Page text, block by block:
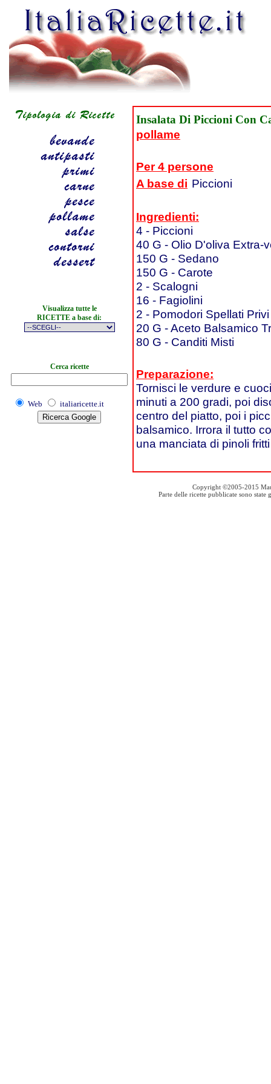
Visualizza tutte le
RICETTE a base di:
Cerca ricette
Web italiaricette.it
Insalata Di Piccioni Con
pollame
Per 4 persone
A base di Piccioni
Ingredienti:
4 - Piccioni
40 G - Olio D'oliva Extra-
150 G - Sedano
150 G - Carote
2 - Scalogni
16 - Fagiolini
2 - Pomodori Spellati
20 G - Aceto Balsamico
80 G - Canditi Misti
Preparazione:
Tornisci le verdure e
minuti a 200 gradi, poi
centro del piatto, poi i
balsamico. Irrora il tutto
una manciata di pinoli
Copyright ©2005-2015
Parte delle ricette pubblicate sono state